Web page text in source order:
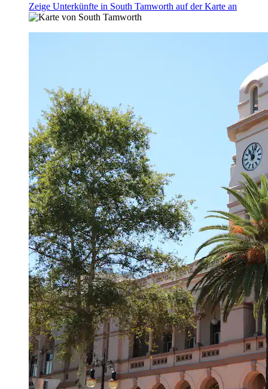
Zeige Unterkünfte in South Tamworth auf der Karte an